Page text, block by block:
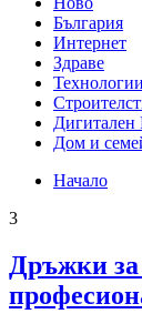
България
Интернет
Здраве
Технологии
Дигитален
Дом и
Начало
3
Дръжки за